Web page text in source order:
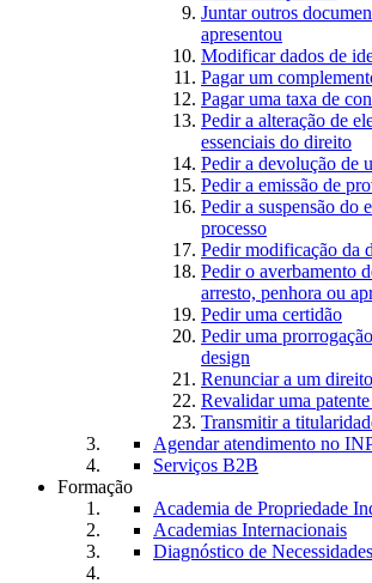
Juntar outros
apresentou
Modificar dados de
Pagar um
Pagar uma taxa de
Pedir a alteração de
essenciais do direito
Pedir a devolução de
Pedir a emissão de
Pedir a suspensão do
processo
Pedir modificação da
Pedir o averbamento
arresto, penhora ou
Pedir uma certidão
Pedir uma
design
Renunciar a um direito
Revalidar uma
Transmitir a
Agendar atendimento no
Serviços B2B
Formação
Academia de Propriedade
Academias Internacionais
Diagnóstico de